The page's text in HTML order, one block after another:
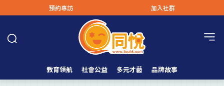
預約專訪 加入社群
教育領航 社會公益 多元才藝 品牌故事